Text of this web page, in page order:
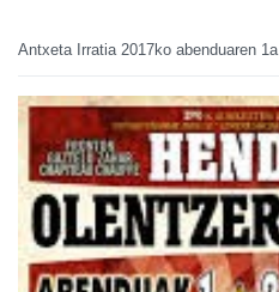
Antxeta Irratia 2017ko abenduaren 1a